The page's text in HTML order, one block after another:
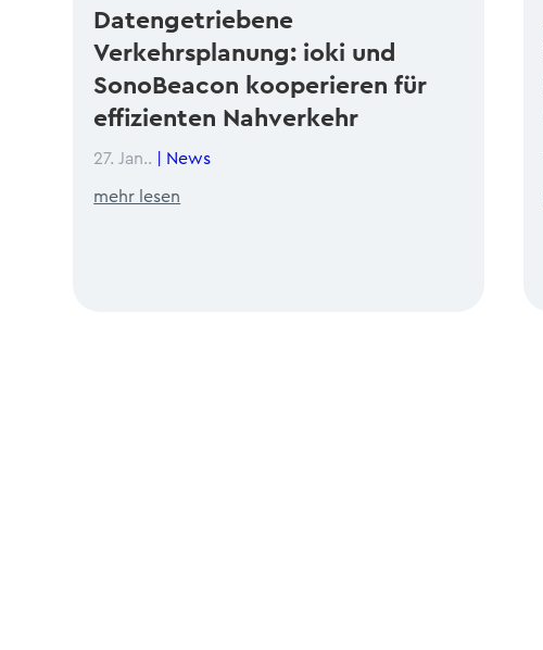
Datengetriebene
Verkehrsplanung: ioki und
SonoBeacon kooperieren für
effizienten Nahverkehr
27. Jan.. News
mehr lesen